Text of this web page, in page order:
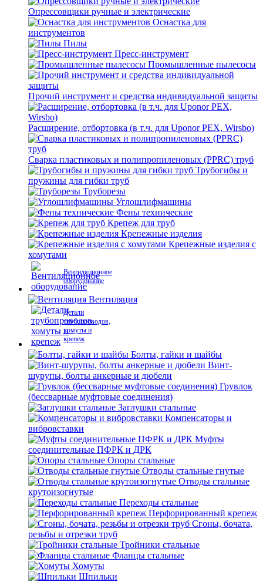
Опрессовщики ручные и электрические
Оснастка для
инструментов
Пилы
Пресс-инструмент
Промышленные пылесосы
Прочий инструмент и средства индивидуальной защиты
Расширение, отбортовка (в т.ч. для Uponor PEX, Wirsbo)
Сварка пластиковых и полипропиленовых (PPRC) труб
Трубогибы и
пружины для гибки труб
Труборезы
Углошлифмашины
Фены технические
Крепеж для труб
Крепежные изделия
Крепежные изделия с
хомутами
Вентиляционное
оборудование
Вентиляция
Детали
трубопроводов,
хомуты и
крепеж
Болты, гайки и шайбы
Винт-
шурупы, болты анкерные и дюбели
Грувлок
(бессварные муфтовые соединения)
Заглушки стальные
Компенсаторы и
вибровставки
Муфты
соединительные ПФРК и ДРК
Опоры стальные
Отводы стальные гнутые
Отводы стальные
крутоизогнутые
Переходы стальные
Перфорированный крепеж
Сгоны, бочата,
резьбы и отрезки труб
Тройники стальные
Фланцы стальные
Хомуты
Шпильки